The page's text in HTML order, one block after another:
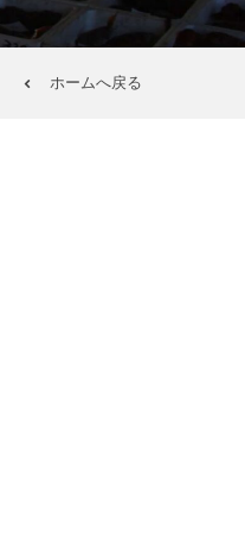
ホームへ戻る